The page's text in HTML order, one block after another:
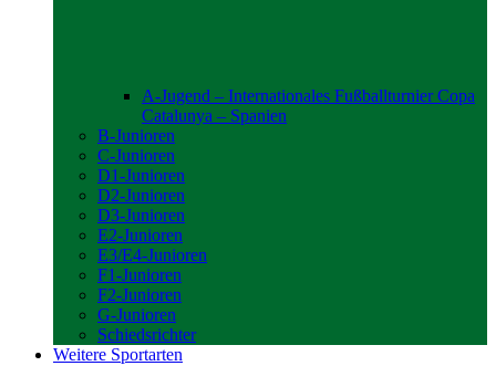
A-Jugend – Internationales Fußballturnier Copa
Catalunya – Spanien
B-Junioren
C-Junioren
D1-Junioren
D2-Junioren
D3-Junioren
E2-Junioren
E3/E4-Junioren
F1-Junioren
F2-Junioren
G-Junioren
Schiedsrichter
Weitere Sportarten